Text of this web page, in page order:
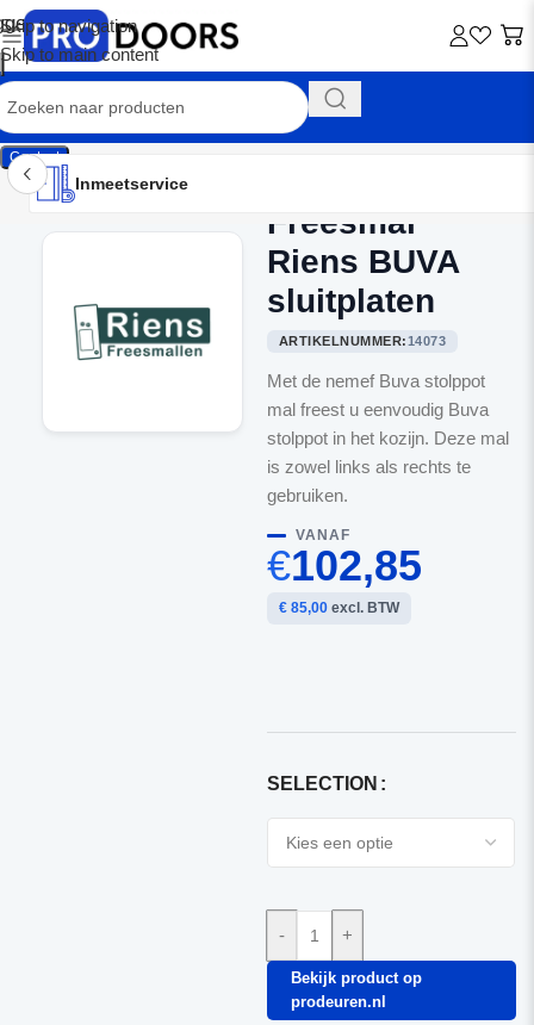
Skip to navigation
Skip to main content
Contact
Inmeetservice
Montageservice
Advies op maat
Showroom
Inmeetservice
Freesmal
Riens BUVA
sluitplaten
ARTIKELNUMMER:14073
Met de nemef Buva stolppot
mal freest u eenvoudig Buva
stolppot in het kozijn. Deze mal
is zowel links als rechts te
gebruiken.
VANAF
€102,85
€ 85,00excl. BTW
SELECTION
- +
Bekijk product op
prodeuren.nl